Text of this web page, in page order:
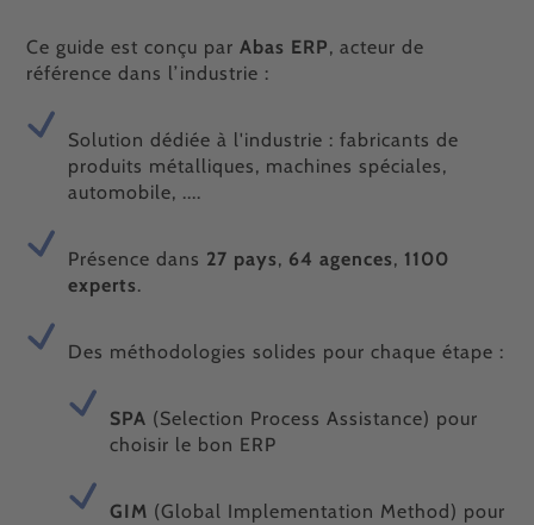
Ce guide est conçu parAbas ERP, acteur de
référence dans l’industrie :
Solution dédiée à l'industrie : fabricants de
produits métalliques, machines spéciales,
automobile, ....
Présence dans 27 pays, 64 agences, 1100
experts.
Des méthodologies solides pour chaque étape :
SPA (Selection Process Assistance) pour
choisir le bon ERP
GIM (Global Implementation Method) pour